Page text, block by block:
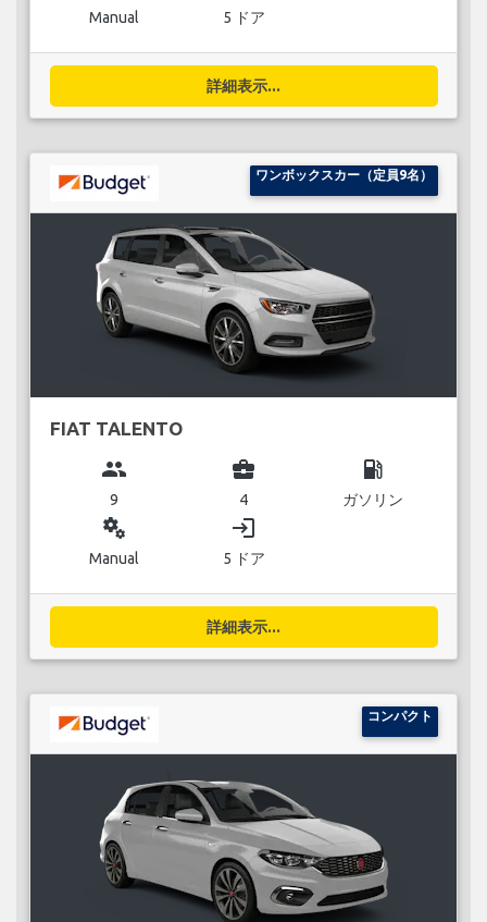
Manual 5 ドア
詳細表示...
ワンボックスカー（定員9名）
FIAT TALENTO
group
9
business_center
4
local_gas_station
ガソリン
miscellaneous_services
Manual
login
5 ドア
詳細表示...
コンパクト